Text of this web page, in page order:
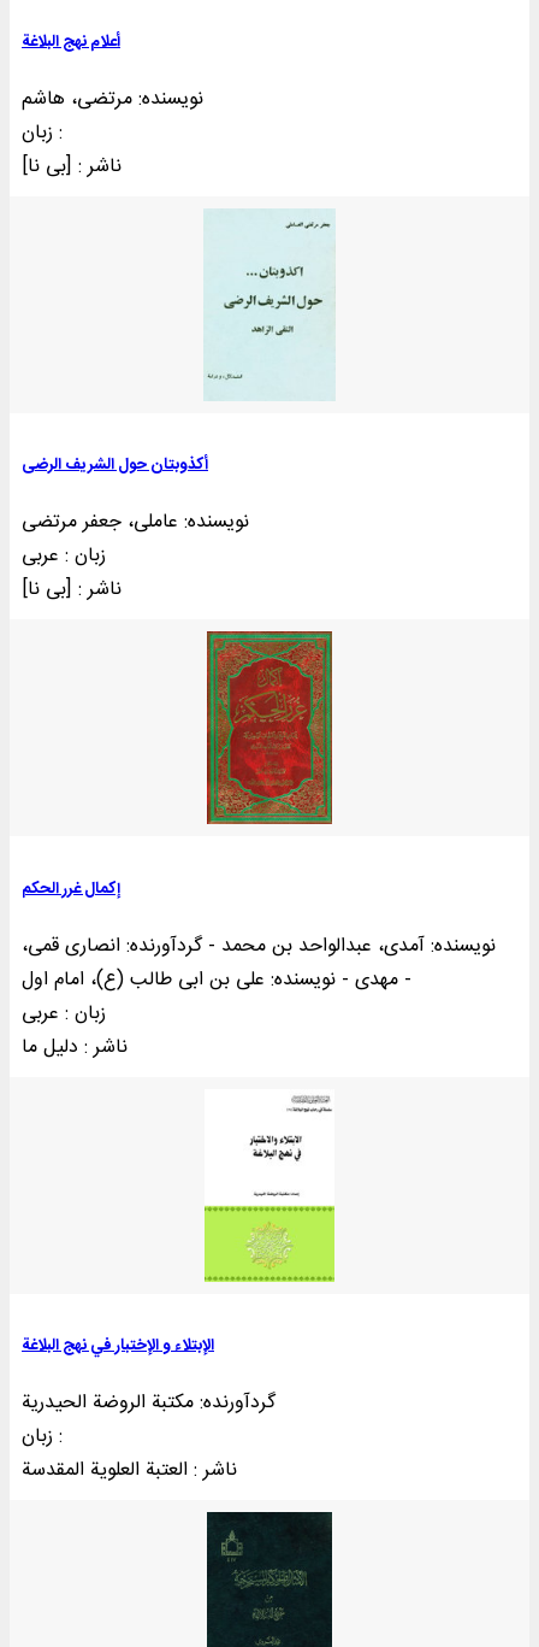
أعلام نهج البلاغة
نویسنده: مرتضی، هاشم
زبان :
ناشر : [بی‌ نا]
أکذوبتان حول الشریف الرضی
نویسنده: عاملی، جعفر مرتضی
زبان : عربی
ناشر : [بی‌ نا]
إکمال غرر الحکم
نویسنده: آمدی، عبدالواحد بن محمد - گردآورنده: انصاری قمی،
مهدی - نویسنده: علی بن ابی طالب (ع)، امام اول -
زبان : عربی
ناشر : دليل ما
الإبتلاء و الإختبار في نهج البلاغة
گردآورنده: مکتبة الروضة الحیدریة
زبان :
ناشر : العتبة العلوية المقدسة